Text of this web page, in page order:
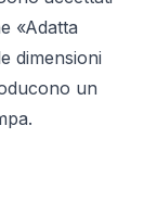
«Adatta
dimensioni
un